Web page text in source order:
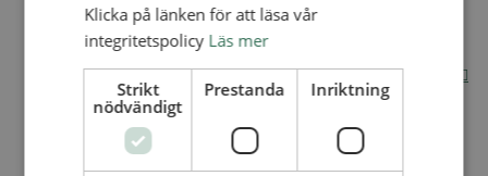
Utsända och arbeten
Engagera dig internationellt
Missionsinspiratörens verktygslåda
Entreprenörskap, företagande och Guds rike
Kontakt
Kalender
Lediga tjänster
SAU
Klicka på länken för att läsa vår
integritetspolicy Läs mer
Strikt
nödvändigt
Prestanda Inriktning